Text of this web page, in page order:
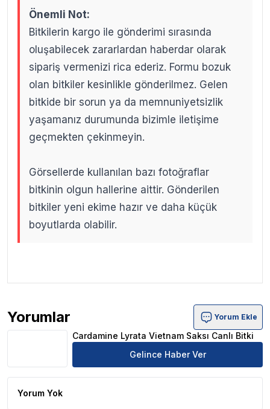
Önemli Not:
Bitkilerin kargo ile gönderimi sırasında
oluşabilecek zararlardan haberdar olarak
sipariş vermenizi rica ederiz. Formu bozuk
olan bitkiler kesinlikle gönderilmez. Gelen
bitkide bir sorun ya da memnuniyetsizlik
yaşamanız durumunda bizimle iletişime
geçmekten çekinmeyin.
Görsellerde kullanılan bazı fotoğraflar
bitkinin olgun hallerine aittir. Gönderilen
bitkiler yeni ekime hazır ve daha küçük
boyutlarda olabilir.
Yorumlar
Cardamine Lyrata Vietnam Saksı Canlı Bitki Ürün
Yorum Ekle
Cardamine Lyrata Vietnam Saksı Canlı Bitki
Gelince Haber Ver
Yorum Yok